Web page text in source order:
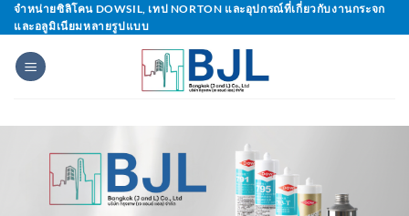
Skip
to
content
จำหน่ายซิลิโคน DOWSIL, เทป NORTON และอุปกรณ์ที่เกี่ยวกับงานกระจก
และอลูมิเนียมหลายรูปแบบ